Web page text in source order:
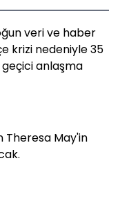
veri ve haber
krizi nedeniyle 35
anlaşma
May'in